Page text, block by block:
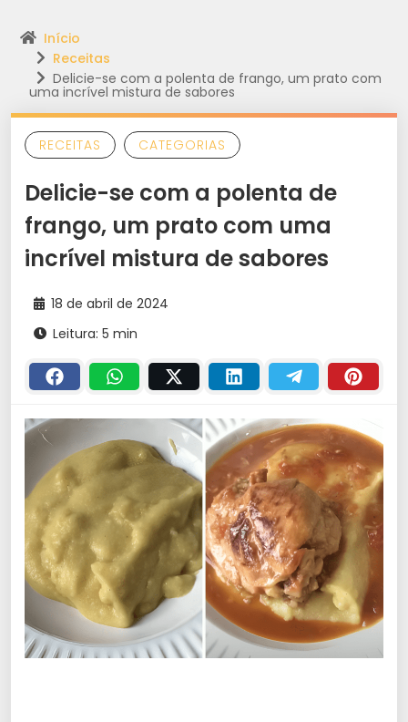
Início
Receitas
Delicie-se com a polenta de frango, um prato com
uma incrível mistura de sabores
RECEITAS CATEGORIAS
Delicie-se com a polenta de
frango, um prato com uma
incrível mistura de sabores
18 de abril de 2024
Leitura: 5 min